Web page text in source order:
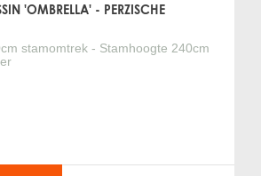
'OMBRELLA' - PERZISCHE
stamomtrek - Stamhoogte 240cm